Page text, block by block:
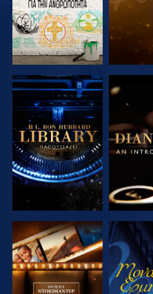
ΕΞΕΡΕΥΝΗΣΤΕ
ΤΗ ΣΕΙΡΑ
ΤΗ
ΕΞΕΡΕΥΝΗΣΤΕ
ΤΗ ΣΕΙΡΑ